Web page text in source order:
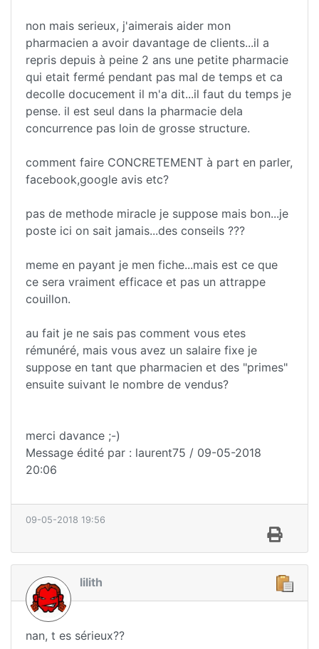
non mais serieux, j'aimerais aider mon
pharmacien a avoir davantage de clients...il a
repris depuis à peine 2 ans une petite pharmacie
qui etait fermé pendant pas mal de temps et ca
decolle docucement il m'a dit...il faut du temps je
pense. il est seul dans la pharmacie dela
concurrence pas loin de grosse structure.
comment faire CONCRETEMENT à part en parler,
facebook,google avis etc?
pas de methode miracle je suppose mais bon...je
poste ici on sait jamais...des conseils ???
meme en payant je men fiche...mais est ce que
ce sera vraiment efficace et pas un attrappe
couillon.
au fait je ne sais pas comment vous etes
rémunéré, mais vous avez un salaire fixe je
suppose en tant que pharmacien et des "primes"
ensuite suivant le nombre de vendus?
merci davance ;-)
Message édité par : laurent75 / 09-05-2018
20:06
09-05-2018 19:56
lilith
nan, t es sérieux??